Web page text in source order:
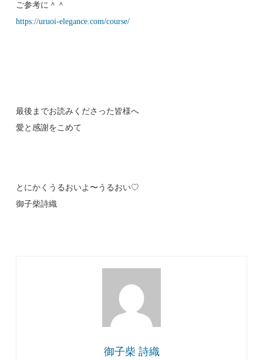
ご参考に＾＾
https://uruoi-elegance.com/course/
最後までお読みくださった皆様へ
愛と感謝をこめて
とにかくうるおいよ〜うるおい♡
御子柴詩織
御子柴 詩織